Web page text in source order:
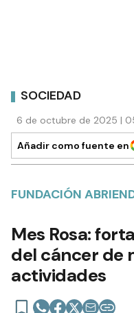
SOCIEDAD
6 de octubre de 2025 |
Añadir como fuente en
FUNDACIÓN
Mes Rosa:
del cáncer de
actividades